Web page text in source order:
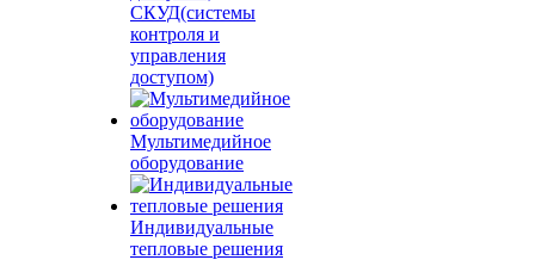
СКУД(системы
контроля и
управления
доступом)
Мультимедийное
оборудование
Индивидуальные
тепловые решения